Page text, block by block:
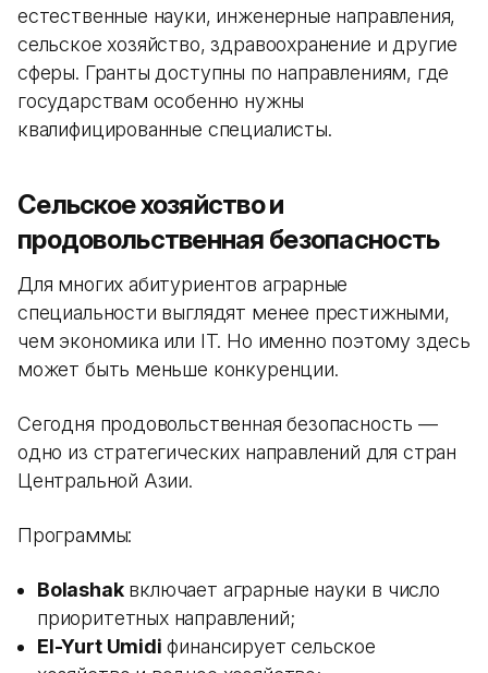
естественные науки, инженерные направления,
сельское хозяйство, здравоохранение и другие
сферы. Гранты доступны по направлениям, где
государствам особенно нужны
квалифицированные специалисты.
Сельское хозяйство и
продовольственная безопасность
Для многих абитуриентов аграрные
специальности выглядят менее престижными,
чем экономика или IT. Но именно поэтому здесь
может быть меньше конкуренции.
Сегодня продовольственная безопасность —
одно из стратегических направлений для стран
Центральной Азии.
Программы:
Bolashakвключает аграрные науки в число
приоритетных направлений;
El-Yurt Umidi финансирует сельское